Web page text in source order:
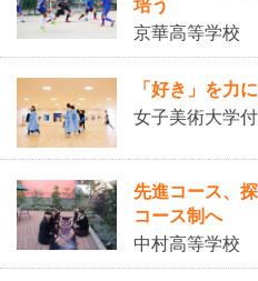
培う
京華高等学校
「好き」を力
女子美術大学
先進コース、
コース制へ
中村高等学校